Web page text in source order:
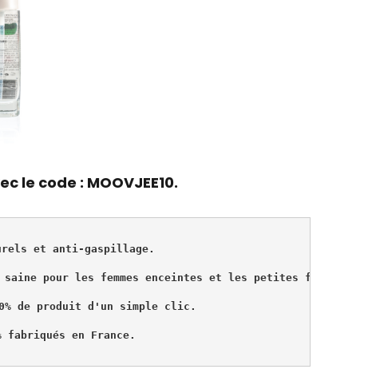
le code : MOOVJEE10.
et anti-gaspillage.
saine pour les femmes enceintes et les petites filles.
de produit d'un simple clic.
en France.